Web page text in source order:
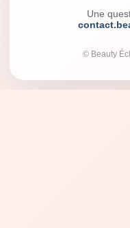
Une
© Beauty